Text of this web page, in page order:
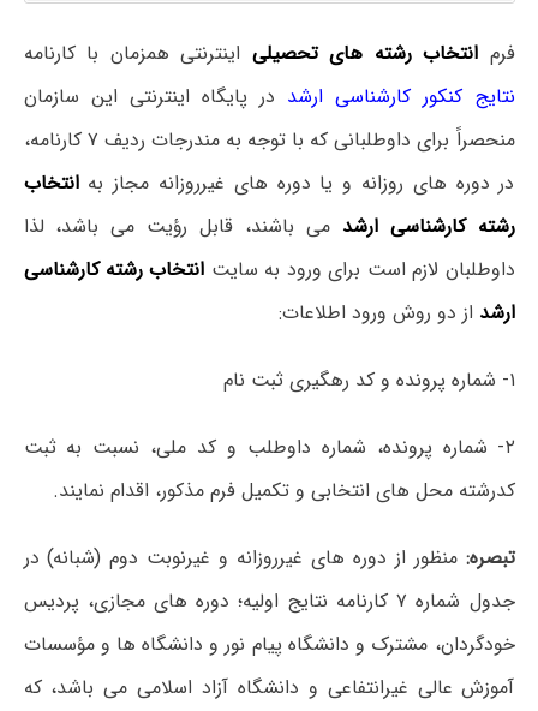
فرم انتخاب رشته های تحصیلی اینترنتی همزمان با کارنامه
نتایج کنکور کارشناسی ارشد در پایگاه اینترنتی این سازمان
منحصراً برای داوطلبانی که با توجه به مندرجات ردیف ۷ کارنامه،
در دوره های روزانه و یا دوره های غیرروزانه مجاز بهانتخاب
رشته کارشناسی ارشد می باشند، قابل رؤیت می باشد، لذا
داوطلبان لازم است برای ورود به سایت انتخاب رشته کارشناسی
ارشد از دو روش ورود اطلاعات:
۱- شماره پرونده و کد رهگیری ثبت نام
۲- شماره پرونده، شماره داوطلب و کد ملی، نسبت به ثبت
کدرشته محل های انتخابی و تکمیل فرم مذکور، اقدام نمایند.
تبصره: منظور از دوره های غیرروزانه و غیرنوبت دوم (شبانه) در
جدول شماره ۷ کارنامه نتایج اولیه؛ دوره های مجازی، پردیس
خودگردان، مشترک و دانشگاه پیام نور و دانشگاه ها و مؤسسات
آموزش عالی غیرانتفاعی و دانشگاه آزاد اسلامی می باشد، که